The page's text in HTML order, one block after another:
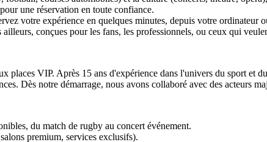
une réservation en toute confiance.
votre expérience en quelques minutes, depuis votre ordinateur
conçues pour les fans, les professionnels, ou ceux qui
places VIP. Après 15 ans d'expérience dans l'univers du sport et
Dès notre démarrage, nous avons collaboré avec des acteurs
du match de rugby au concert événement.
premium, services exclusifs).